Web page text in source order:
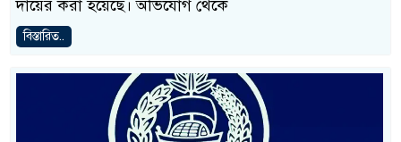
দায়ের করা হয়েছে। অভিযোগ থেকে
বিস্তারিত..